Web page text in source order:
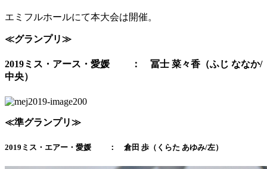
エミフルホールにて本大会は開催。
≪グランプリ≫
2019ミス・アース・愛媛 ： 冨士 菜々香（ふじ ななか/
中央）
≪準グランプリ≫
2019ミス・エアー・愛媛 ： 倉田 歩（くらた あゆみ/左）